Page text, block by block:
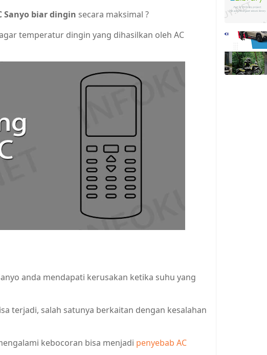
Sanyo biar dingin secara maksimal ?
temperatur dingin yang dihasilkan oleh AC
anda mendapati kerusakan ketika suhu yang
terjadi, salah satunya berkaitan dengan kesalahan
kebocoran bisa menjadi penyebab AC